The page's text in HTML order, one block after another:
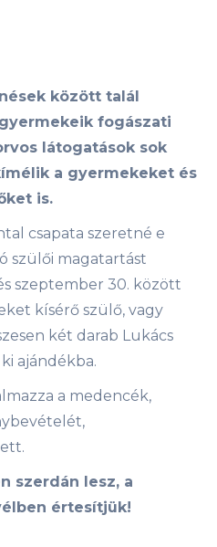
között talál
fogászati
látogatások sok
a gyermekeket és
is.
csapata szeretné e
szülői magatartást
szeptember 30. között
kísérő szülő, vagy
két darab Lukács
ajándékba.
a medencék,
szerdán lesz, a
értesítjük!